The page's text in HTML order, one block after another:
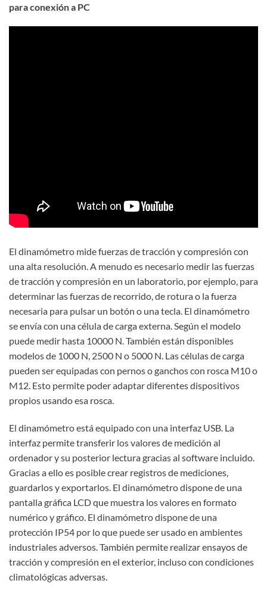
para conexión a PC
El dinamómetro mide fuerzas de tracción y compresión con
una alta resolución. A menudo es necesario medir las fuerzas
de tracción y compresión en un laboratorio, por ejemplo, para
determinar las fuerzas de recorrido, de rotura o la fuerza
necesaria para pulsar un botón o una tecla. El dinamómetro
se envía con una célula de carga externa. Según el modelo
puede medir hasta 10000 N. También están disponibles
modelos de 1000 N, 2500 N o 5000 N. Las células de carga
pueden ser equipadas con pernos o ganchos con rosca M10 o
M12. Esto permite poder adaptar diferentes dispositivos
propios usando esa rosca.
El dinamómetro está equipado con una interfaz USB. La
interfaz permite transferir los valores de medición al
ordenador y su posterior lectura gracias al software incluido.
Gracias a ello es posible crear registros de mediciones,
guardarlos y exportarlos. El dinamómetro dispone de una
pantalla gráfica LCD que muestra los valores en formato
numérico y gráfico. El dinamómetro dispone de una
protección IP54 por lo que puede ser usado en ambientes
industriales adversos. También permite realizar ensayos de
tracción y compresión en el exterior, incluso con condiciones
climatológicas adversas.